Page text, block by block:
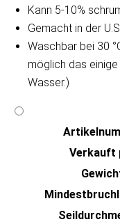
Kann 5-10%
Gemacht in der
Waschbar bei 30
möglich das
Wasser.)
Verkauft